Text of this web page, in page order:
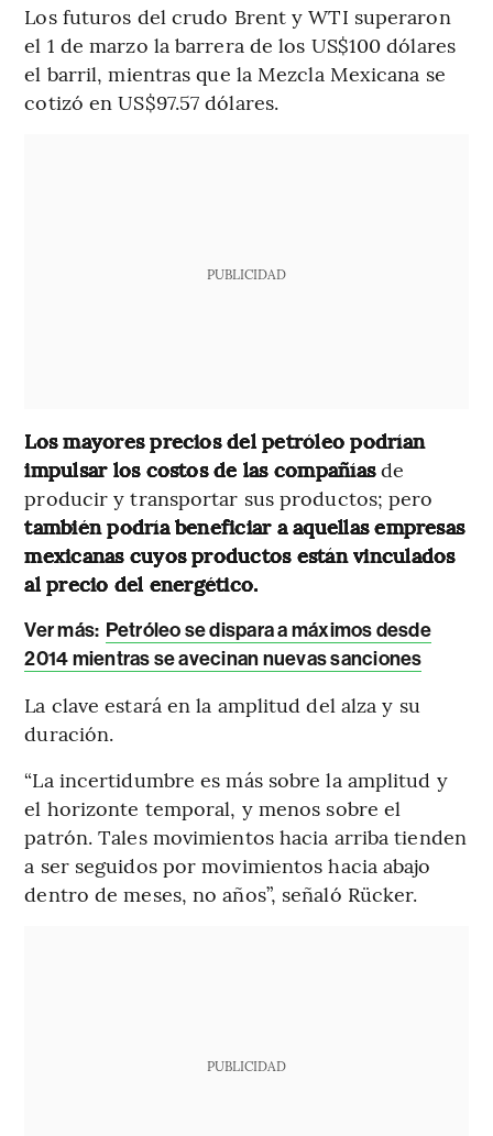
Los futuros del crudo Brent y WTI superaron
el 1 de marzo la barrera de los US$100 dólares
el barril, mientras que la Mezcla Mexicana se
cotizó en US$97.57 dólares.
PUBLICIDAD
Los mayores precios del petróleo podrían
impulsar los costos de las compañíasde
producir y transportar sus productos; pero
también podría beneficiar a aquellas empresas
mexicanas cuyos productos están vinculados
al precio del energético.
Ver más: Petróleo se dispara a máximos desde
2014 mientras se avecinan nuevas sanciones
La clave estará en la amplitud del alza y su
duración.
“La incertidumbre es más sobre la amplitud y
el horizonte temporal, y menos sobre el
patrón. Tales movimientos hacia arriba tienden
a ser seguidos por movimientos hacia abajo
dentro de meses, no años”, señaló Rücker.
PUBLICIDAD